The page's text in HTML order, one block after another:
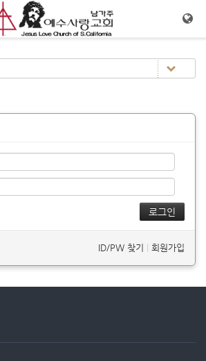
메뉴 건너뛰기
ID/PW 찾기 회원가입